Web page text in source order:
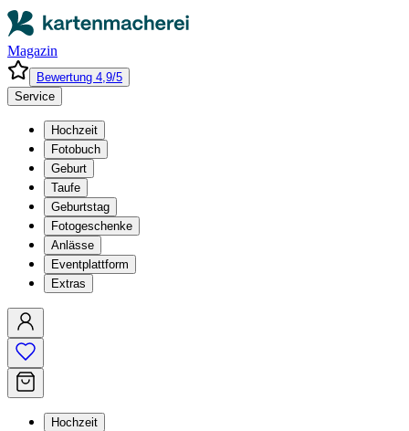
Magazin
Bewertung 4,9/5
Service
Hochzeit
Fotobuch
Geburt
Taufe
Geburtstag
Fotogeschenke
Anlässe
Eventplattform
Extras
Hochzeit